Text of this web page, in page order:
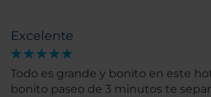
descansar sin ruido
Excelente
Todo es grande y bonito en este
bonito paseo de 3 minutos te